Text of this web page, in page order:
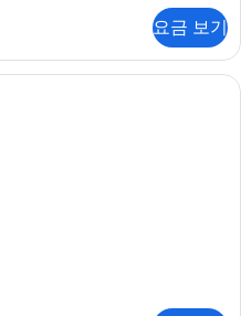
요금 보기
고급 침구, 오리/거위털 이불, 미니바,